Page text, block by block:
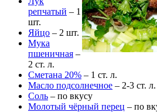
репчатый – 1
шт.
Яйцо – 2 шт.
Мука
пшеничная –
2 ст. л.
Сметана 20% – 1 ст. л.
Масло подсолнечное – 2-3 ст. л.
Соль – по вкусу
Молотый чёрный перец – по